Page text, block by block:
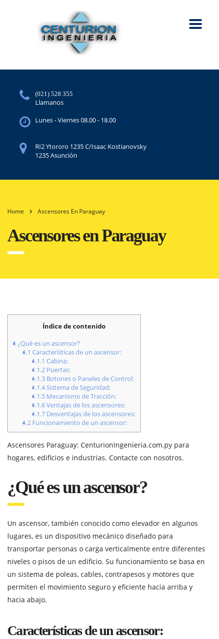
(021) 528 355
Llamanos
Lunes - Viernes 08.00 - 18.00
RI2 Ytororo 1235 C/Isaac Kostianovsky
1235 Asunción
Home Ascensores En Paraguay
Ascensores en Paraguay
Índice de contenido
1 ¿Qué es un ascensor?
1.1 Características de un ascensor:
1.1.1 Cabina:
1.1.2 Puertas:
1.1.3 Botones o Paneles de Control:
1.1.4Sistema de Seguridad:
1.1.5 Mecanismo de Tracción:
1.1.6Ventajas de los ascensores:
1.1.7 Desventajas de los ascensores:
1.2Funcionamiento de un ascensor:
Ascensores Paraguay: CenturionIngenieria.com.py para
hogares, edificios e industrias. Contacte con nosotros.
¿Qué es un ascensor?
Un ascensor, también conocido como elevador en algunos
lugares, es un dispositivo mecánico diseñado para
transportar personas o carga verticalmente entre diferentes
niveles o pisos de un edificio. Su funcionamiento se basa en
un sistema de poleas, cables, contrapesos y motores que
permiten el movimiento seguro y eficiente hacia arriba y
hacia abajo.
Características de un ascensor: